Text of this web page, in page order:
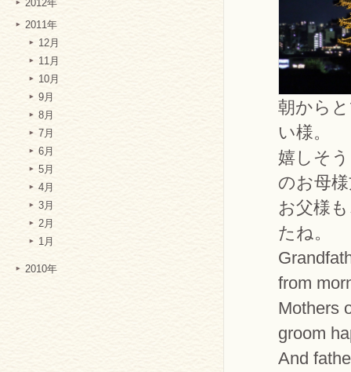
2012年
2011年
12月
11月
10月
9月
8月
7月
6月
5月
4月
3月
2月
1月
2010年
朝から
い様。
嬉しそ
のお母
お父様
たね。
from
Mothers
groom
And